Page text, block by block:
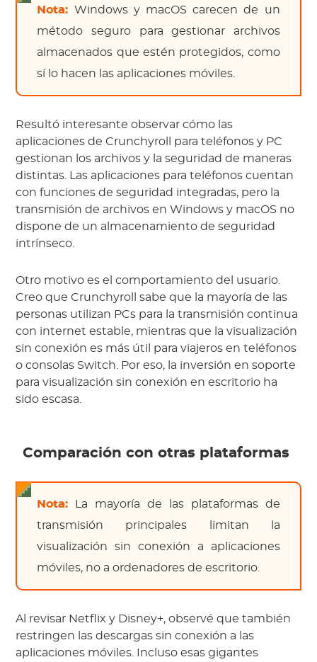
Nota: Windows y macOS carecen de un
método seguro para gestionar archivos
almacenados que estén protegidos, como
sí lo hacen las aplicaciones móviles.
Resultó interesante observar cómo las
aplicaciones de Crunchyroll para teléfonos y PC
gestionan los archivos y la seguridad de maneras
distintas. Las aplicaciones para teléfonos cuentan
con funciones de seguridad integradas, pero la
transmisión de archivos en Windows y macOS no
dispone de un almacenamiento de seguridad
intrínseco.
Otro motivo es el comportamiento del usuario.
Creo que Crunchyroll sabe que la mayoría de las
personas utilizan PCs para la transmisión continua
con internet estable, mientras que la visualización
sin conexión es más útil para viajeros en teléfonos
o consolas Switch. Por eso, la inversión en soporte
para visualización sin conexión en escritorio ha
sido escasa.
Comparación con otras plataformas
Nota: La mayoría de las plataformas de
transmisión principales limitan la
visualización sin conexión a aplicaciones
móviles, no a ordenadores de escritorio.
Al revisar Netflix y Disney+, observé que también
restringen las descargas sin conexión a las
aplicaciones móviles. Incluso esas gigantes